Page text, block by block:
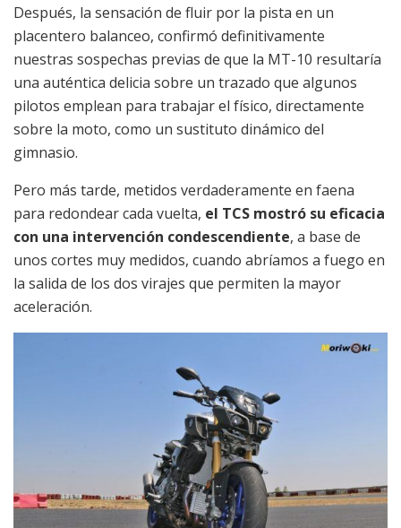
Después, la sensación de fluir por la pista en un
placentero balanceo, confirmó definitivamente
nuestras sospechas previas de que la MT-10 resultaría
una auténtica delicia sobre un trazado que algunos
pilotos emplean para trabajar el físico, directamente
sobre la moto, como un sustituto dinámico del
gimnasio.
Pero más tarde, metidos verdaderamente en faena
para redondear cada vuelta, el TCS mostró su eficacia
con una intervención condescendiente, a base de
unos cortes muy medidos, cuando abríamos a fuego en
la salida de los dos virajes que permiten la mayor
aceleración.